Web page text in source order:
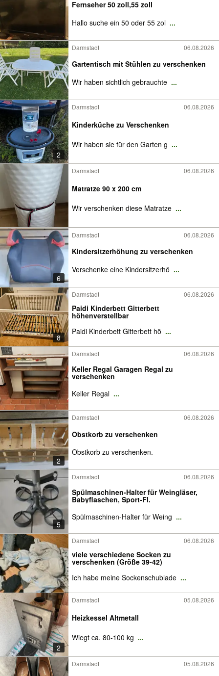
Fernseher 50 zoll,55 zoll
Hallo suche ein 50 oder 55 zol ...
Darmstadt 06.08.2026
Gartentisch mit Stühlen zu verschenken
Wir haben sichtlich gebrauchte ...
2
Darmstadt 06.08.2026
Kinderküche zu Verschenken
Wir haben sie für den Garten g ...
Darmstadt 06.08.2026
Matratze 90 x 200 cm
Wir verschenken diese Matratze ...
6
Darmstadt 06.08.2026
Kindersitzerhöhung zu verschenken
Verschenke eine Kindersitzerhö ...
8
Darmstadt 06.08.2026
Paidi Kinderbett Gitterbett
höhenverstellbar
Paidi Kinderbett Gitterbett hö ...
Darmstadt 06.08.2026
Keller Regal Garagen Regal zu
verschenken
Keller Regal ...
2
Darmstadt 06.08.2026
Obstkorb zu verschenken
Obstkorb zu verschenken.
5
Darmstadt 06.08.2026
Spülmaschinen-Halter für Weingläser,
Babyflaschen, Sport-Fl.
Spülmaschinen-Halter für Weing ...
Darmstadt 06.08.2026
viele verschiedene Socken zu
verschenken (Größe 39-42)
Ich habe meine Sockenschublade ...
2
Darmstadt 05.08.2026
Heizkessel Altmetall
Wiegt ca. 80-100 kg ...
Darmstadt 05.08.2026